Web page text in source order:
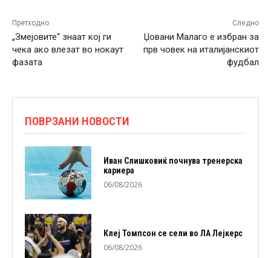
Претходно
„Змејовите“ знаат кој ги
чека ако влезат во нокаут
фазата
Следно
Џовани Малаго е избран за
прв човек на италијанскиот
фудбал
ПОВРЗАНИ НОВОСТИ
Иван Слишковиќ почнува тренерска
кариера
06/08/2026
Клеј Томпсон се сели во ЛА Лејкерс
06/08/2026